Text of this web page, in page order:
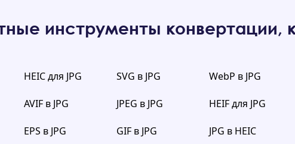
инструменты конвертации,
HEIC для JPG SVG в JPG WebP в JPG
AVIF в JPG JPEG в JPG HEIF для JPG
EPS в JPG GIF в JPG JPG в HEIC